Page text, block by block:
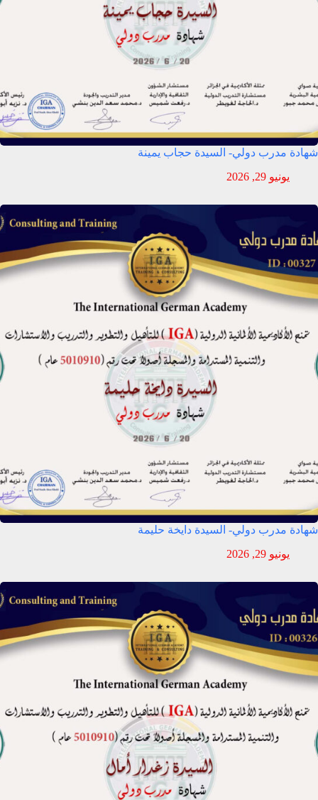
شهادة مدرب دولي- السيدة حجاب يمينة
يونيو 29, 2026
شهادة مدرب دولي- السيدة دايخة حليمة
يونيو 29, 2026